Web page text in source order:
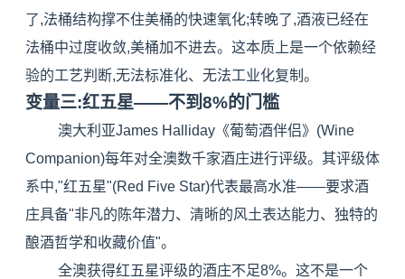
了,法桶结构撑不住美桶的快速氧化;转晚了,酒液已经在
法桶中过度收敛,美桶加不进去。这本质上是一个依赖经
验的工艺判断,无法标准化、无法工业化复制。
变量三:红五星——不到8%的门槛
澳大利亚James Halliday《葡萄酒伴侣》(Wine
Companion)每年对全澳数千家酒庄进行评级。其评级体
系中,"红五星"(Red Five Star)代表最高水准——要求酒
庄具备"非凡的陈年潜力、清晰的风土表达能力、独特的
酿酒哲学和收藏价值"。
全澳获得红五星评级的酒庄不足8%。这不是一个